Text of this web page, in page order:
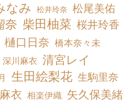
なみ 松井玲奈 松尾美佑
奈 柴田柚菜 桜井玲香
樋口日奈 橋本奈々未
深川麻衣 清宮レイ
生田絵梨花 生駒里奈
衣 相楽伊織 矢久保美緒